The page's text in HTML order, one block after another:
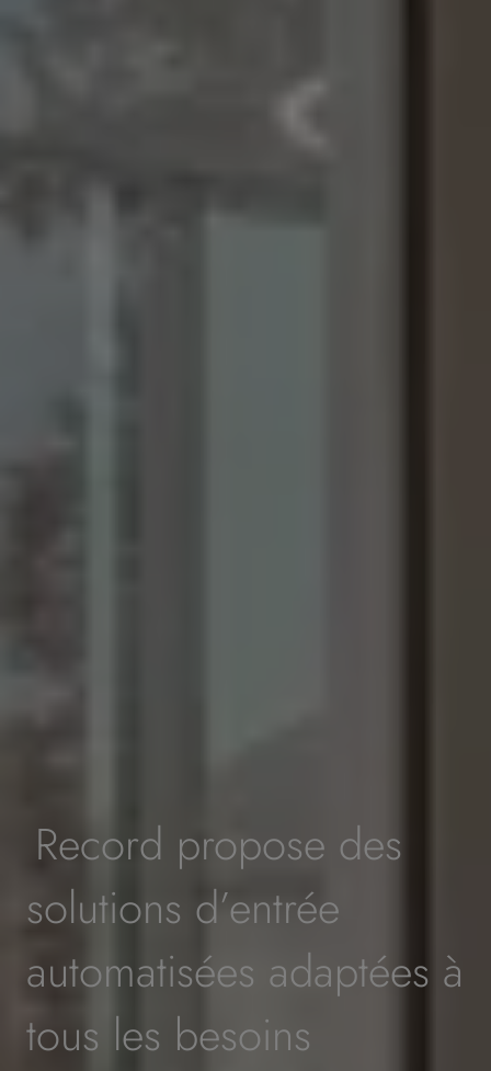
Record propose des
solutions d’entrée
automatisées adaptées à
tous les besoins